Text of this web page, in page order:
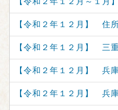
【令和２年１２月】 住
【令和２年１２月】 三
【令和２年１２月】 兵
【令和２年１２月】 兵